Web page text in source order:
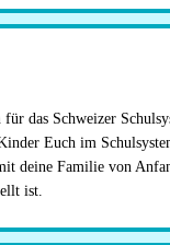
das Schweizer
Euch im
deine Familie von
ist.